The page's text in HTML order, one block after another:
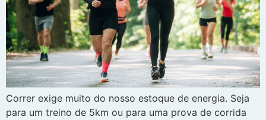
Correr exige muito do nosso estoque de energia. Seja
para um treino de 5km ou para uma prova de corrida